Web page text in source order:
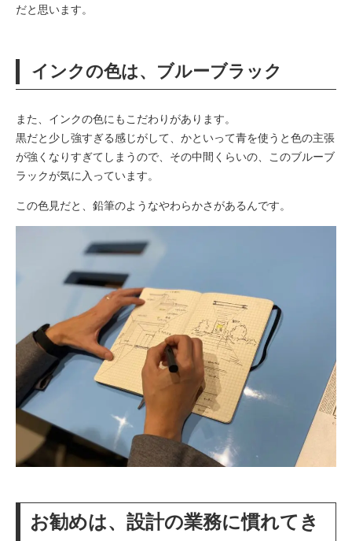
だと思います。
インクの色は、ブルーブラック
また、インクの色にもこだわりがあります。
黒だと少し強すぎる感じがして、かといって青を使うと色の主張
が強くなりすぎてしまうので、その中間くらいの、このブルーブ
ラックが気に入っています。
この色見だと、鉛筆のようなやわらかさがあるんです。
お勧めは、設計の業務に慣れてき